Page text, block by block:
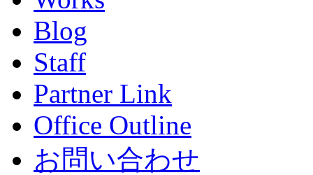
Blog
Staff
Partner Link
Office Outline
お問い合わせ